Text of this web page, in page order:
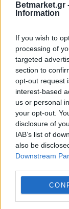
Betmarket.gr
Information
If you wish to
processing of
targeted
section to
opt-out request
interest-based
us or personal
your opt-out.
disclosure of
IAB’s list of
also be
Downstream
εν τη